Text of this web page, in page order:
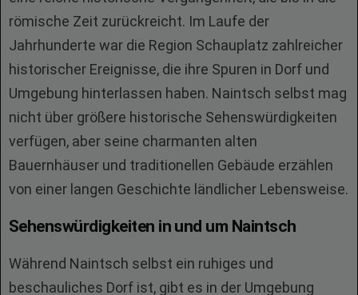
römische Zeit zurückreicht. Im Laufe der
Jahrhunderte war die Region Schauplatz zahlreicher
historischer Ereignisse, die ihre Spuren in Dorf und
Umgebung hinterlassen haben. Naintsch selbst mag
nicht über größere historische Sehenswürdigkeiten
verfügen, aber seine charmanten alten
Bauernhäuser und traditionellen Gebäude erzählen
von einer langen Geschichte ländlicher Lebensweise.
Sehenswürdigkeiten in und um Naintsch
Während Naintsch selbst ein ruhiges und
beschauliches Dorf ist, gibt es in der Umgebung